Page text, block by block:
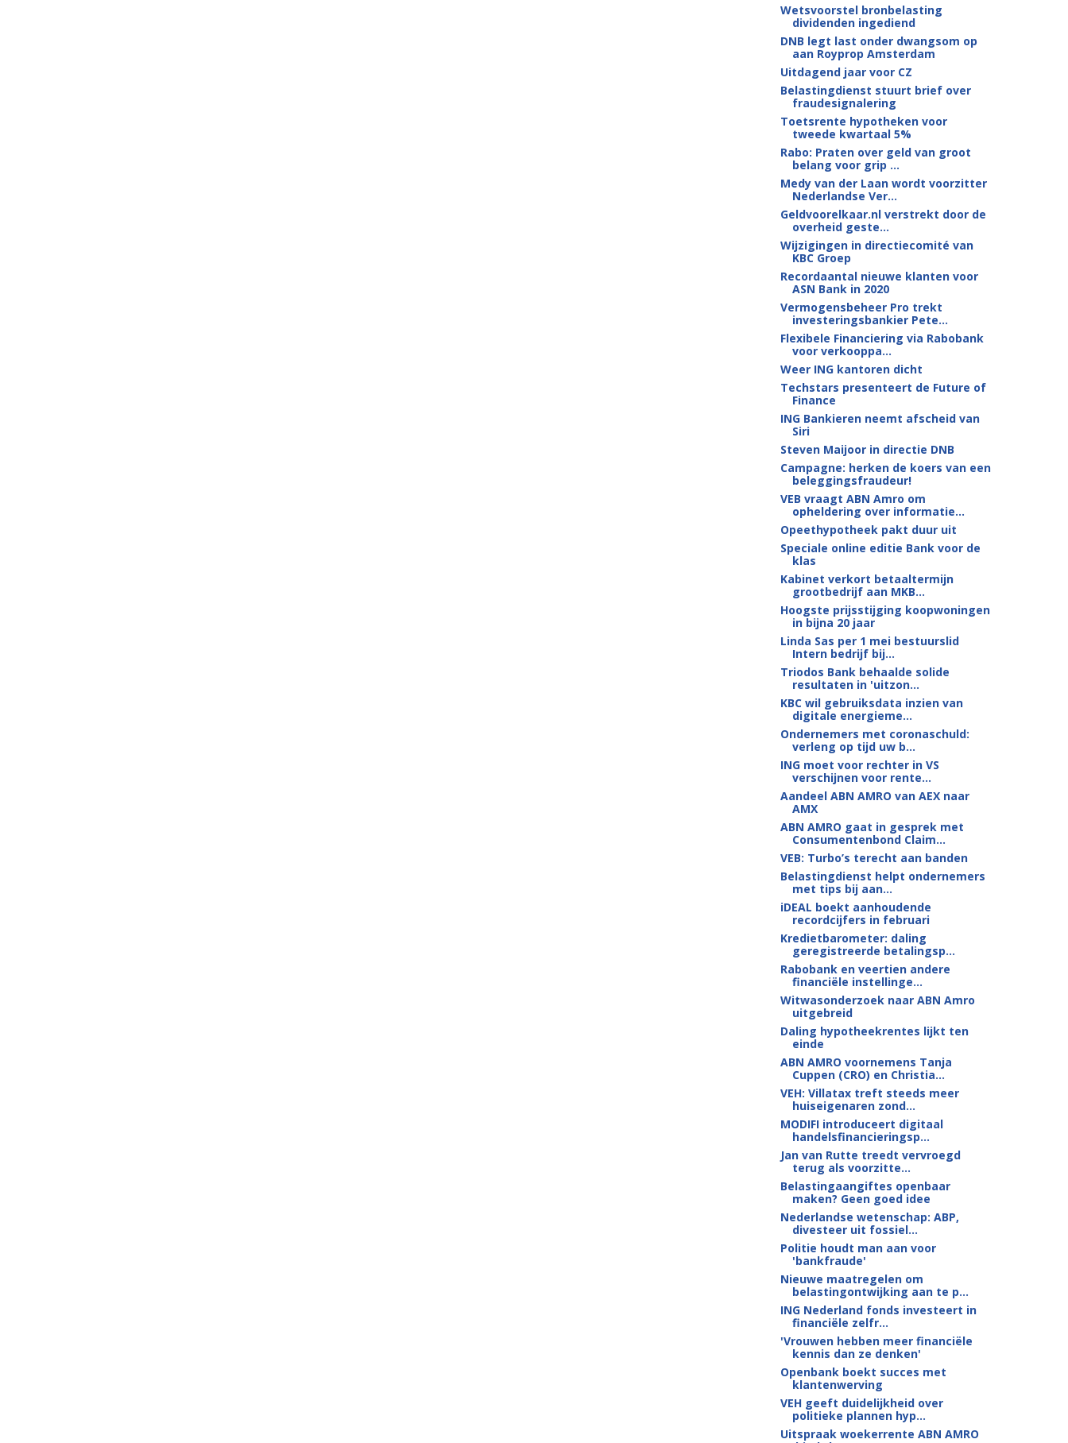
Wetsvoorstel bronbelasting
dividenden ingediend
DNB legt last onder dwangsom op
aan Royprop Amsterdam
Uitdagend jaar voor CZ
Belastingdienst stuurt brief over
fraudesignalering
Toetsrente hypotheken voor
tweede kwartaal 5%
Rabo: Praten over geld van groot
belang voor grip ...
Medy van der Laan wordt voorzitter
Nederlandse Ver...
Geldvoorelkaar.nl verstrekt door de
overheid geste...
Wijzigingen in directiecomité van
KBC Groep
Recordaantal nieuwe klanten voor
ASN Bank in 2020
Vermogensbeheer Pro trekt
investeringsbankier Pete...
Flexibele Financiering via Rabobank
voor verkooppa...
Weer ING kantoren dicht
Techstars presenteert de Future of
Finance
ING Bankiere‪n neemt afscheid van
Siri
Steven Maijoor in directie DNB
Campagne: herken de koers van een
beleggingsfraudeur!
VEB vraagt ABN Amro om
opheldering over informatie...
Opeethypotheek pakt duur uit
Speciale online editie Bank voor de
klas
Kabinet verkort betaaltermijn
grootbedrijf aan MKB...
Hoogste prijsstijging koopwoningen
in bijna 20 jaar
Linda Sas per 1 mei bestuurslid
Intern bedrijf bij...
Triodos Bank behaalde solide
resultaten in 'uitzon...
KBC wil gebruiksdata inzien van
digitale energieme...
Ondernemers met coronaschuld:
verleng op tijd uw b...
ING moet voor rechter in VS
verschijnen voor rente...
Aandeel ABN AMRO van AEX naar
AMX
ABN AMRO gaat in gesprek met
Consumentenbond Claim...
VEB: Turbo’s terecht aan banden
Belastingdienst helpt ondernemers
met tips bij aan...
iDEAL boekt aanhoudende
recordcijfers in februari
Kredietbarometer: daling
geregistreerde betalingsp...
Rabobank en veertien andere
financiële instellinge...
Witwasonderzoek naar ABN Amro
uitgebreid
Daling hypotheekrentes lijkt ten
einde
ABN AMRO voornemens Tanja
Cuppen (CRO) en Christia...
VEH: Villatax treft steeds meer
huiseigenaren zond...
MODIFI introduceert digitaal
handelsfinancieringsp...
Jan van Rutte treedt vervroegd
terug als voorzitte...
Belastingaangiftes openbaar
maken? Geen goed idee
Nederlandse wetenschap: ABP,
divesteer uit fossiel...
Politie houdt man aan voor
'bankfraude'
Nieuwe maatregelen om
belastingontwijking aan te p...
ING Nederland fonds investeert in
financiële zelfr...
'Vrouwen hebben meer financiële
kennis dan ze denken'
Openbank boekt succes met
klantenwerving
VEH geeft duidelijkheid over
politieke plannen hyp...
Uitspraak woekerrente ABN AMRO